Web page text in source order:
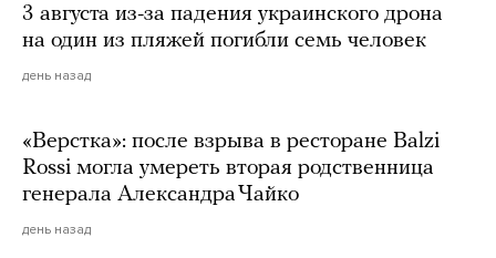
3 августа из-за падения украинского дрона
на один из пляжей погибли семь человек
день назад
«Верстка»: после взрыва в ресторане Balzi
Rossi могла умереть вторая родственница
генерала Александра Чайко
день назад